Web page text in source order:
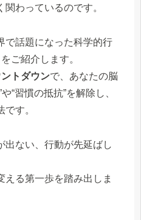
関わっているのです。
で話題になった科学的行
ご紹介します。
トダウンで、あなたの脳
“習慣の抵抗”を解除し、
す。
出ない、行動が先延ばし
える第一歩を踏み出しま